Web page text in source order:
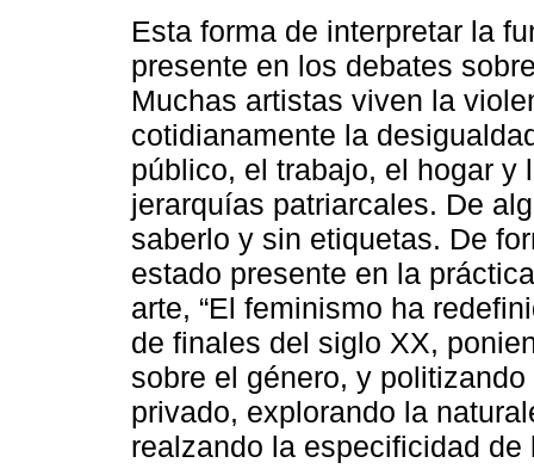
Esta forma de interpretar la
presente en los debates
Muchas artistas viven la
cotidianamente la
público, el trabajo, el hogar y
jerarquías patriarcales. De
saberlo y sin etiquetas. De
estado presente en la
arte, “El feminismo ha
de finales del siglo XX,
sobre el género, y
privado, explorando la
realzando la especificidad